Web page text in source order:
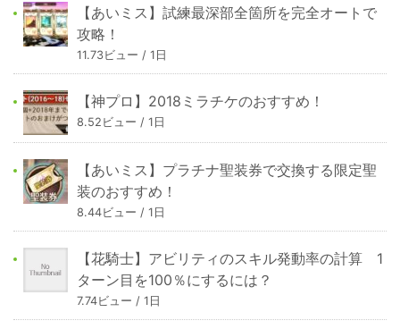
【あいミス】試練最深部全箇所を完全オートで
攻略！
11.73ビュー / 1日
【神プロ】2018ミラチケのおすすめ！
8.52ビュー / 1日
【あいミス】プラチナ聖装券で交換する限定聖
装のおすすめ！
8.44ビュー / 1日
【花騎士】アビリティのスキル発動率の計算 1
ターン目を100％にするには？
7.74ビュー / 1日